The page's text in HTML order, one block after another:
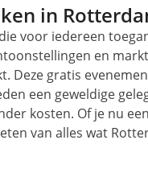
in
voor iedereen
en
Deze gratis
een geweldige
kosten. Of je nu
van alles wat